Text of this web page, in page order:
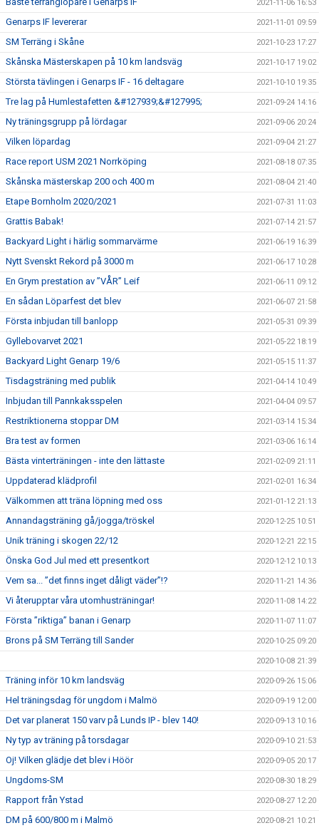
2021-11-06 16:53
Genarps IF levererar 2021-11-01 09:59
SM Terräng i Skåne 2021-10-23 17:27
Skånska Mästerskapen på 10 km landsväg 2021-10-17 19:02
Största tävlingen i Genarps IF - 16 deltagare 2021-10-10 19:35
Tre lag på Humlestafetten &#127939;&#127995; 2021-09-24 14:16
Ny träningsgrupp på lördagar 2021-09-06 20:24
Vilken löpardag 2021-09-04 21:27
Race report USM 2021 Norrköping 2021-08-18 07:35
Skånska mästerskap 200 och 400 m 2021-08-04 21:40
Etape Bornholm 2020/2021 2021-07-31 11:03
Grattis Babak! 2021-07-14 21:57
Backyard Light i härlig sommarvärme 2021-06-19 16:39
Nytt Svenskt Rekord på 3000 m 2021-06-17 10:28
En Grym prestation av ”VÅR” Leif 2021-06-11 09:12
En sådan Löparfest det blev 2021-06-07 21:58
Första inbjudan till banlopp 2021-05-31 09:39
Gyllebovarvet 2021 2021-05-22 18:19
Backyard Light Genarp 19/6 2021-05-15 11:37
Tisdagsträning med publik 2021-04-14 10:49
Inbjudan till Pannkaksspelen 2021-04-04 09:57
Restriktionerna stoppar DM 2021-03-14 15:34
Bra test av formen 2021-03-06 16:14
Bästa vinterträningen - inte den lättaste 2021-02-09 21:11
Uppdaterad klädprofil 2021-02-01 16:34
Välkommen att träna löpning med oss 2021-01-12 21:13
Annandagsträning gå/jogga/tröskel 2020-12-25 10:51
Unik träning i skogen 22/12 2020-12-21 22:15
Önska God Jul med ett presentkort 2020-12-12 10:13
Vem sa... ”det finns inget dåligt väder”!? 2020-11-21 14:36
Vi återupptar våra utomhusträningar! 2020-11-08 14:22
Första ”riktiga” banan i Genarp 2020-11-07 11:07
Brons på SM Terräng till Sander 2020-10-25 09:20
2020-10-08 21:39
Träning inför 10 km landsväg 2020-09-26 15:06
Hel träningsdag för ungdom i Malmö 2020-09-19 12:00
Det var planerat 150 varv på Lunds IP - blev 140! 2020-09-13 10:16
Ny typ av träning på torsdagar 2020-09-10 21:53
Oj! Vilken glädje det blev i Höör 2020-09-05 20:17
Ungdoms-SM 2020-08-30 18:29
Rapport från Ystad 2020-08-27 12:20
DM på 600/800 m i Malmö 2020-08-21 10:21